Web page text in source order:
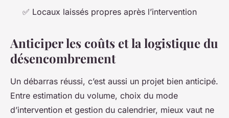
✅ Locaux laissés propres après l’intervention
Anticiper les coûts et la logistique du
désencombrement
Un débarras réussi, c’est aussi un projet bien anticipé.
Entre estimation du volume, choix du mode
d’intervention et gestion du calendrier, mieux vaut ne